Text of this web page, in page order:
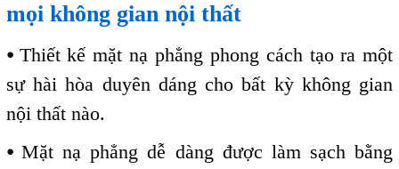
mọi không gian nội thất
⦁ Thiết kế mặt nạ phẳng phong cách tạo ra một
sự hài hòa duyên dáng cho bất kỳ không gian
nội thất nào.
⦁ Mặt nạ phẳng dễ dàng được làm sạch bằng